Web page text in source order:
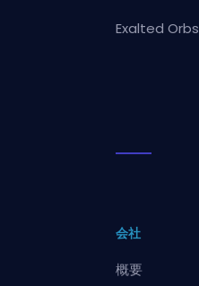
Exalted Orbs
会社
概要